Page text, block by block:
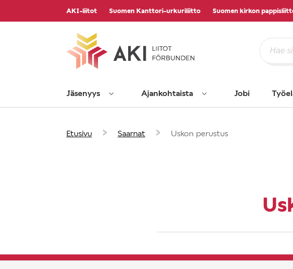
AKI-liitot Suomen Kanttori-urkuriliitto Suomen kirkon
Jäsenyys Ajankohtaista Jobi
Etusivu › Saarnat › Uskon perustus